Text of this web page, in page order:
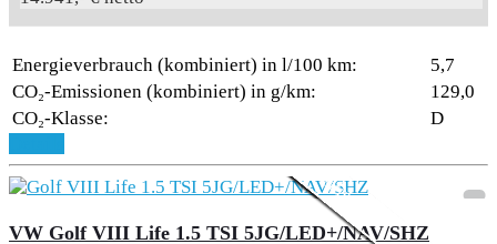
Energieverbrauch (kombiniert) in l/100 km:
5,7
CO₂-Emissionen (kombiniert) in g/km:
129,0
CO₂-Klasse:
D
Aktionsmodell
VW Golf VIII Life 1.5 TSI 5JG/LED+/NAV/SHZ
3,99% Sonderfinanzie